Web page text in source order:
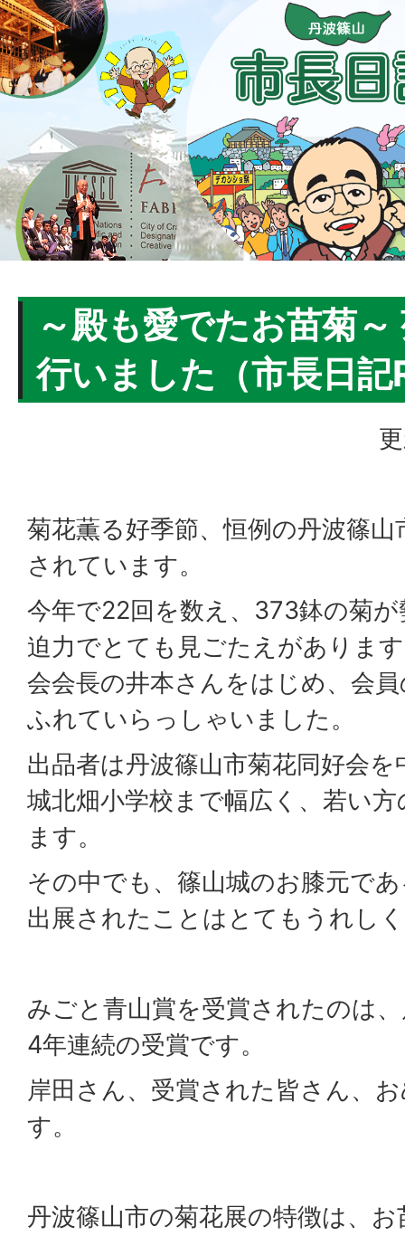
～殿も愛でたお苗菊
行いました（市長日記
菊花薫る好季節、恒例の丹波篠
されています。
今年で22回を数え、373鉢の菊
迫力でとても見ごたえがありま
会会長の井本さんをはじめ、会
ふれていらっしゃいました。
出品者は丹波篠山市菊花同好会
城北畑小学校まで幅広く、若い
ます。
その中でも、篠山城のお膝元で
出展されたことはとてもうれし
みごと青山賞を受賞されたのは
4年連続の受賞です。
岸田さん、受賞された皆さん、
す。
丹波篠山市の菊花展の特徴は、